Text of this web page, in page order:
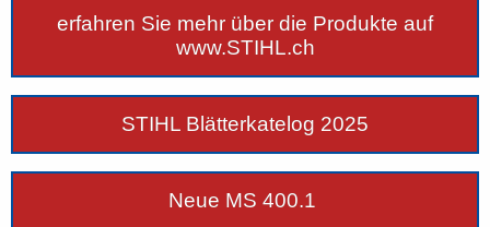
erfahren Sie mehr über die Produkte auf
www.STIHL.ch
STIHL Blätterkatelog 2025
Neue MS 400.1